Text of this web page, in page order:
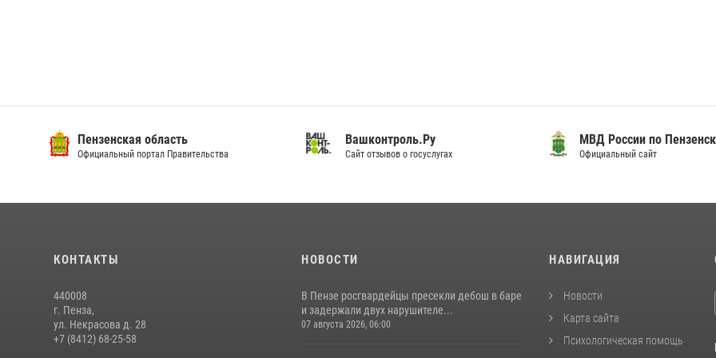
Пензенская область
Официальный портал Правительства
Вашконтроль.Ру
Сайт отзывов о госуслугах
МВД России по
Официальный сайт
КОНТАКТЫ
440008
г. Пенза,
ул. Некрасова д. 28
+7 (8412) 68-25-58
НОВОСТИ
В Пензе росгвардейцы пресекли дебош в баре
и задержали двух нарушителе...
07 августа 2026, 06:00
НАВИГАЦИЯ
Новости
Карта сайта
Психологическая помощь